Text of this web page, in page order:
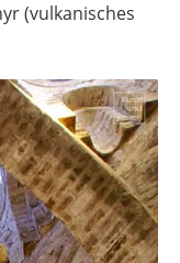
(vulkanisches